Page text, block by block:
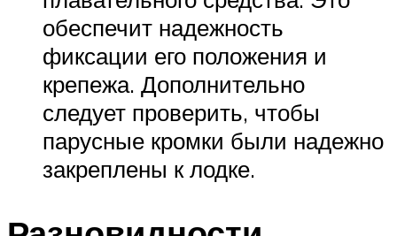
обеспечит надежность
фиксации его положения и
крепежа. Дополнительно
следует проверить, чтобы
парусные кромки были надежно
закреплены к лодке.